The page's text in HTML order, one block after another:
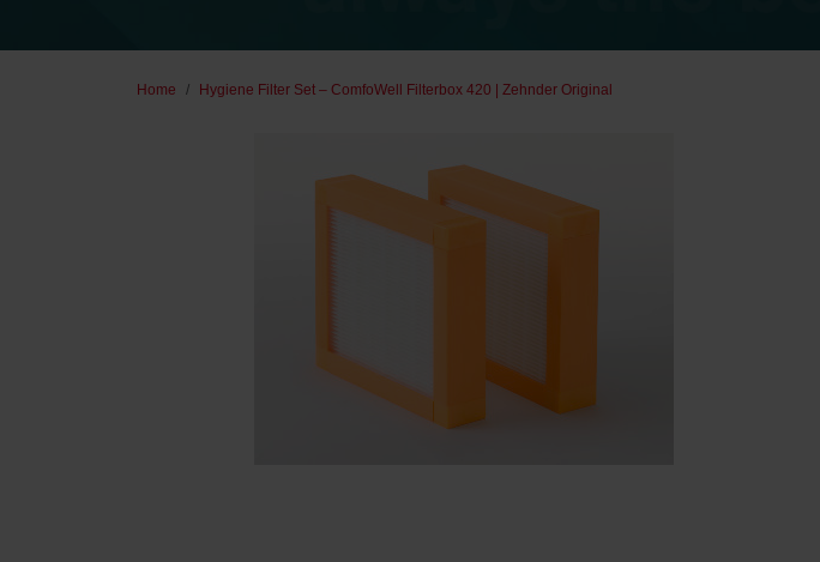
Home Hygiene Filter Set – ComfoWell Filterbox 420 | Zehnder Original